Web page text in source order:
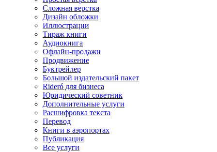
Сложная верстка
Дизайн обложки
Иллюстрации
Тираж книги
Аудиокнига
Офлайн-продажи
Продвижение
Буктрейлер
Большой издательский пакет
Rideró для бизнеса
Юридический советник
Дополнительные услуги
Расшифровка текста
Перевод
Книги в аэропортах
Публикация
Все услуги